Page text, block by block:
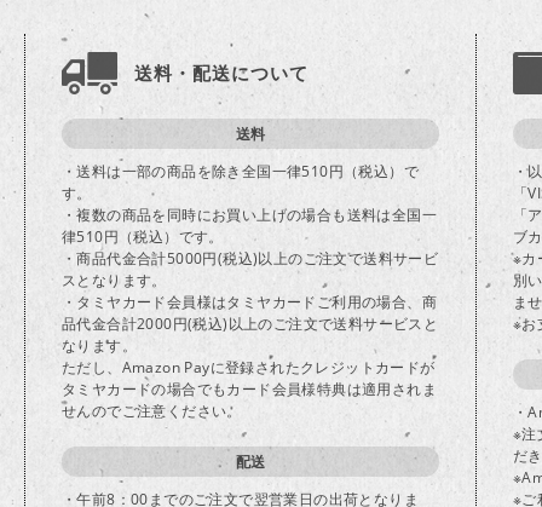
送料・配送について
送料
・送料は一部の商品を除き全国一律510円（税込）で
す。
・複数の商品を同時にお買い上げの場合も送料は全国一
律510円（税込）です。
・商品代金合計5000円(税込)以上のご注文で送料サービ
スとなります。
・タミヤカード会員様はタミヤカードご利用の場合、商
品代金合計2000円(税込)以上のご注文で送料サービスと
なります。
ただし、Amazon Payに登録されたクレジットカードが
タミヤカードの場合でもカード会員様特典は適用されま
せんのでご注意ください。
配送
・午前8：00までのご注文で翌営業日の出荷となりま
・
「
「
ブ
※カ
別
ま
※お
・
※注
だ
※ご